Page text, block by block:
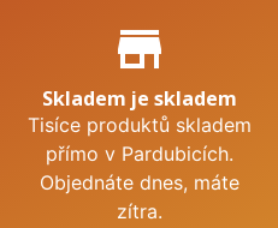
Proč nakupovat u nás?
store_mall_directory
Skladem je skladem
Tisíce produktů skladem
přímo v Pardubicích.
Objednáte dnes, máte
zítra.